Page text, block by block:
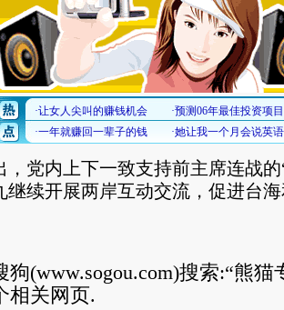
，党内上下一致支持前主席连战
继续开展两岸互动交流，促进台
狗(www.sogou.com)搜索:“熊猫
相关网页.